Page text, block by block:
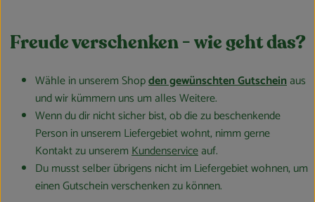
Kosmetik
Haus, Garten & Co.
So geht’s
Freude verschenken - wie geht das?
Wähle in unserem Shopden gewünschten Gutscheinaus
und wir kümmern uns um alles Weitere.
Wenn du dir nicht sicher bist, ob die zu beschenkende
Person in unserem Liefergebiet wohnt, nimm gerne
Kontakt zu unseremKundenserviceauf.
Du musst selber übrigens nicht im Liefergebiet wohnen, um
einen Gutschein verschenken zu können.